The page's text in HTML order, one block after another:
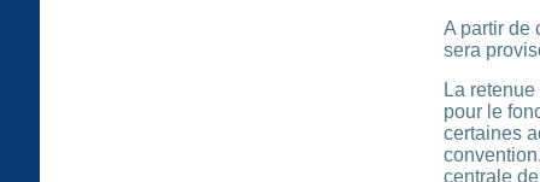
A partir de
sera
La
pour le
certaines
centrale